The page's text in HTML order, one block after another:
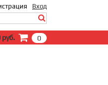
Вход
0
руб.